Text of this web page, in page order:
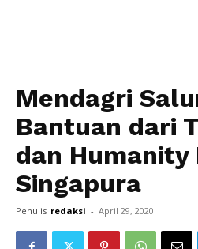
Mendagri
Bantuan dari
dan
Singapura
Penulis redaksi - April 29, 2020